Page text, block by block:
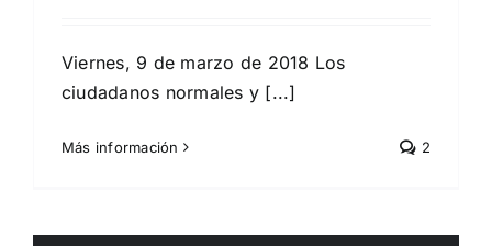
Viernes, 9 de marzo de 2018 Los
ciudadanos normales y [...]
Más información 2